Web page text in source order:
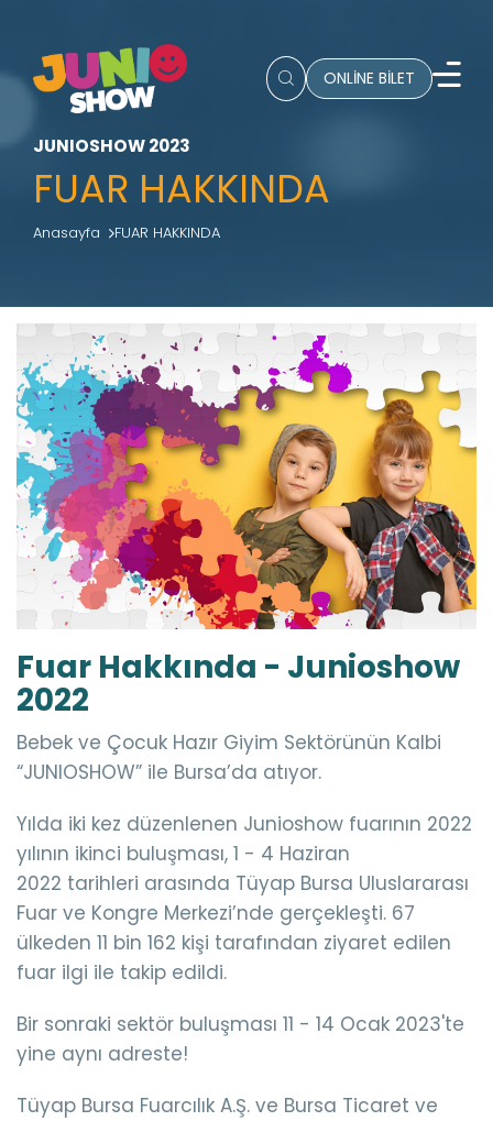
ONLİNE BİLET
JUNIOSHOW 2023
FUAR HAKKINDA
Anasayfa FUAR HAKKINDA
Fuar Hakkında - Junioshow
2022
Bebek ve Çocuk Hazır Giyim Sektörünün Kalbi
“JUNIOSHOW” ile Bursa’da atıyor.
Yılda iki kez düzenlenen Junioshow fuarının 2022
yılının ikinci buluşması, 1 - 4 Haziran
2022 tarihleri arasında Tüyap Bursa Uluslararası
Fuar ve Kongre Merkezi’nde gerçekleşti. 67
ülkeden 11 bin 162 kişi tarafından ziyaret edilen
fuar ilgi ile takip edildi.
Bir sonraki sektör buluşması 11 - 14 Ocak 2023'te
yine aynı adreste!
Tüyap Bursa Fuarcılık A.Ş. ve Bursa Ticaret ve